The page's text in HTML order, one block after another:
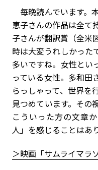
毎晩読んでいます。
恵子さんの作品は全て
子さんが翻訳賞（全米
時は大変うれしかった
多いですね。女性とい
っている女性。多和田
らっしゃって、世界を
見つめています。その
こういった方の文章
人」を感じることはあ
＞映画「サムライマラ